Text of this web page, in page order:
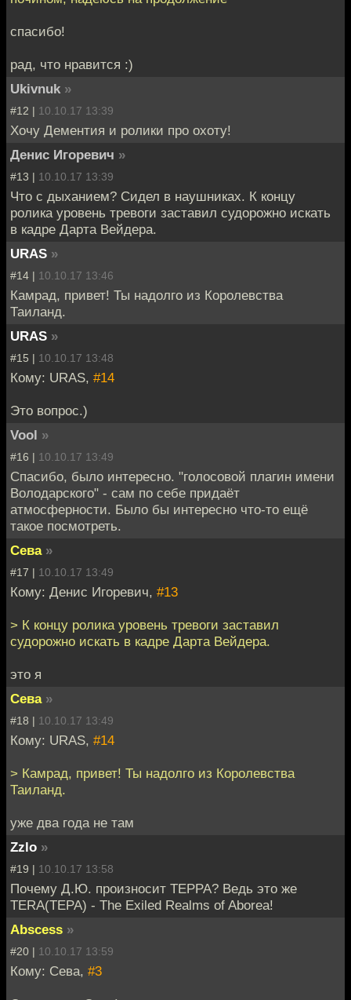
спасибо!
рад, что нравится :)
Ukivnuk »
#12 | 10.10.17 13:39
Хочу Дементия и ролики про охоту!
Денис Игоревич »
#13 | 10.10.17 13:39
Что с дыханием? Сидел в наушниках. К концу
ролика уровень тревоги заставил судорожно искать
в кадре Дарта Вейдера.
URAS »
#14 | 10.10.17 13:46
Камрад, привет! Ты надолго из Королевства
Таиланд.
URAS »
#15 | 10.10.17 13:48
Кому: URAS, #14
Это вопрос.)
Vool »
#16 | 10.10.17 13:49
Спасибо, было интересно. "голосовой плагин имени
Володарского" - сам по себе придаёт
атмосферности. Было бы интересно что-то ещё
такое посмотреть.
Сева »
#17 | 10.10.17 13:49
Кому: Денис Игоревич, #13
> К концу ролика уровень тревоги заставил
судорожно искать в кадре Дарта Вейдера.
это я
Сева »
#18 | 10.10.17 13:49
Кому: URAS, #14
> Камрад, привет! Ты надолго из Королевства
Таиланд.
уже два года не там
Zzlo »
#19 | 10.10.17 13:58
Почему Д.Ю. произносит ТЕРРА? Ведь это же
TERA(ТЕРА) - The Exiled Realms of Aborea!
Abscess »
#20 | 10.10.17 13:59
Кому: Сева, #3